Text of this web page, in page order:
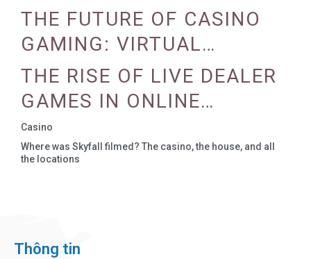
PROGRAMS
THE FUTURE OF CASINO
GAMING: VIRTUAL
REALITY AND AUGMENTED
REALITY
THE RISE OF LIVE DEALER
GAMES IN ONLINE
CASINOS
Casino
Where was Skyfall filmed? The casino, the house, and all
the locations
Thông tin